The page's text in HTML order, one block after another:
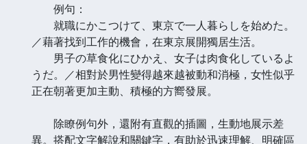
例句：
就職にかこつけて、東京で一人暮らしを始めた。
／藉著找到工作的機會，在東京展開獨居生活。
男子の草食化にひかえ、女子は肉食化しているよ
うだ。／相對於男性變得越來越被動和消極，女性似乎
正在朝著更加主動、積極的方嚮發展。
除瞭例句外，還附有直觀的插圖，生動地展示差
異。搭配文字解說和關鍵字，有助於迅速理解、明確區